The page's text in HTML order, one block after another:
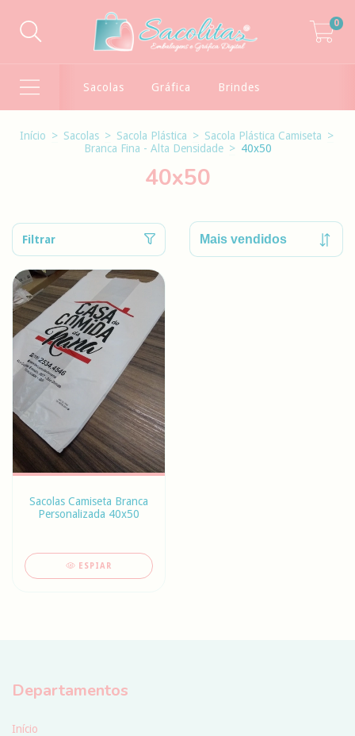
0
Sacolas Gráfica Brindes
Início > Sacolas > Sacola Plástica > Sacola Plástica Camiseta >
Branca Fina - Alta Densidade > 40x50
40x50
Filtrar
Sacolas Camiseta Branca
Personalizada 40x50
ESPIAR
Departamentos
Início